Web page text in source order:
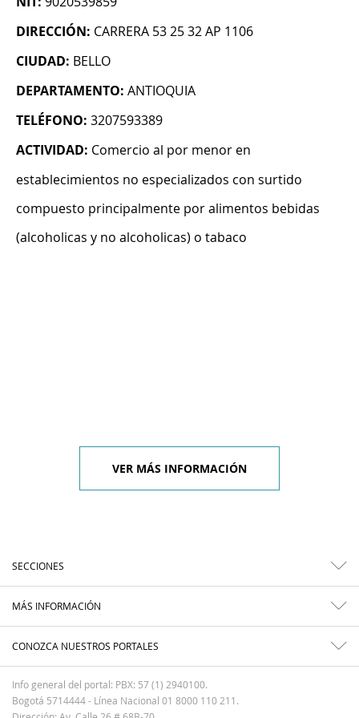
DIRECCIÓN: CARRERA 53 25 32 AP 1106
CIUDAD: BELLO
DEPARTAMENTO: ANTIOQUIA
TELÉFONO: 3207593389
ACTIVIDAD: Comercio al por menor en
establecimientos no especializados con surtido
compuesto principalmente por alimentos bebidas
(alcoholicas y no alcoholicas) o tabaco
VER MÁS INFORMACIÓN
SECCIONES
MÁS INFORMACIÓN
CONOZCA NUESTROS PORTALES
Info general del portal: PBX: 57 (1) 2940100.
Bogotá 5714444 - Línea Nacional 01 8000 110 211.